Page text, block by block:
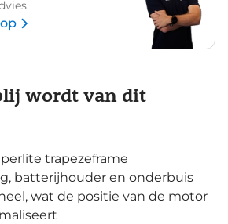
wordt van dit
trapezeframe
batterijhouder en onderbuis
wat de positie van de motor